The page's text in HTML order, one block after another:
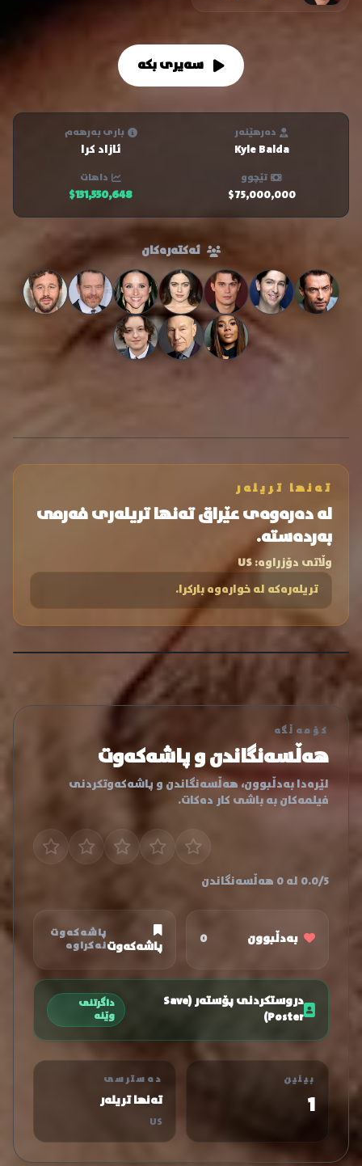
سەیری بکە
دەرهێنەر
Kyle Balda
باری بەرهەم
ئازاد کرا
تێچوو
$75,000,000
داهات
$131,550,648
ئەکتەرەکان
تەنها تریلەر
لە دەرەوەی عێراق تەنها تریلەری فەرمی
بەردەستە.
وڵاتی دۆزراوە:US
تریلەرەکە لە خوارەوە بارکرا.
کۆمەڵگە
هەڵسەنگاندن و پاشەکەوت
لێرەدا بەدڵبوون، هەڵسەنگاندن و پاشەکەوتکردنی
فیلمەکان بە باشی کار دەکات.
0.0/5 لە 0 هەڵسەنگاندن
بەدڵبوون 0 پاشەکەوت
پاشەکەوت
نەکراوە
دروستکردنی پۆستەر (Save
Poster)
داگرتنی
وێنە
بینین
1
دەسترسی
تەنها تریلەر
US